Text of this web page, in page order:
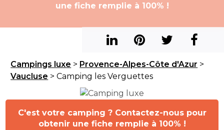
une fiche remplie à 100% !
Campings luxe > Provence-Alpes-Côte d'Azur >
Vaucluse > Camping les Verguettes
C'est votre camping ? Contactez-nous pour
obtenir une fiche remplie à 100% !